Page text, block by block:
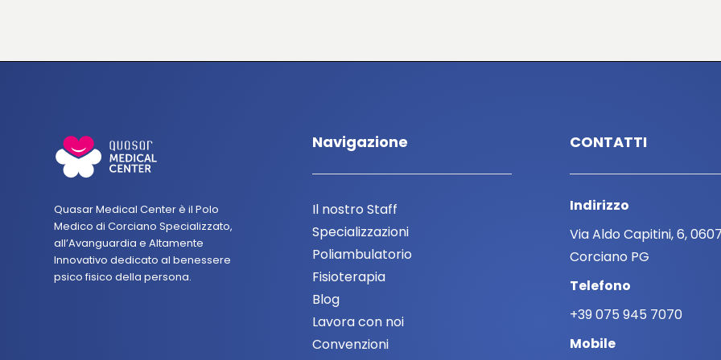
Quasar Medical Center è il Polo
Medico di Corciano Specializzato,
all’Avanguardia e Altamente
Innovativo dedicato al benessere
psico fisico della persona.
Navigazione
Il nostro Staff
Specializzazioni
Poliambulatorio
Fisioterapia
Blog
Lavora con noi
Convenzioni
CONTATTI
Indirizzo
Via Aldo Capitini, 6,
Corciano PG
Telefono
+39 075 945 7070
Mobile